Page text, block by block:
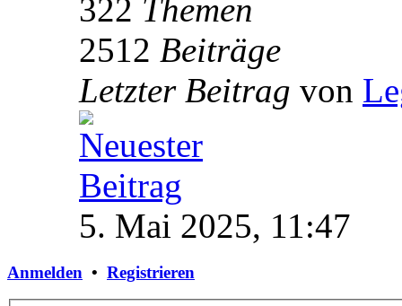
322 Themen
2512 Beiträge
Letzter Beitrag von
5. Mai 2025, 11:47
Anmelden • Registrieren